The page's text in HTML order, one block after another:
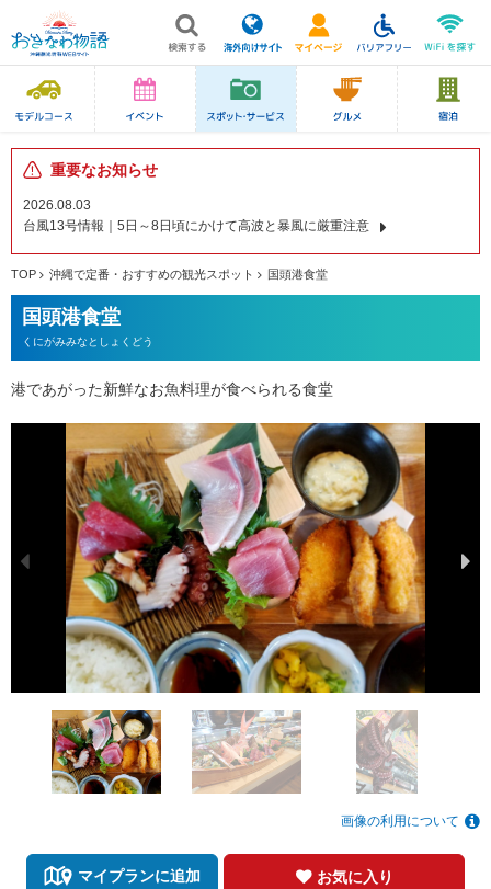
重要なお知らせ
2026.08.03
台風13号情報｜5日～8日頃にかけて高波と暴風に厳重注意
TOP 沖縄で定番・おすすめの観光スポット 国頭港食堂
国頭港食堂
くにがみみなとしょくどう
港であがった新鮮なお魚料理が食べられる食堂
画像の利用について
マイプランに追加 お気に入り